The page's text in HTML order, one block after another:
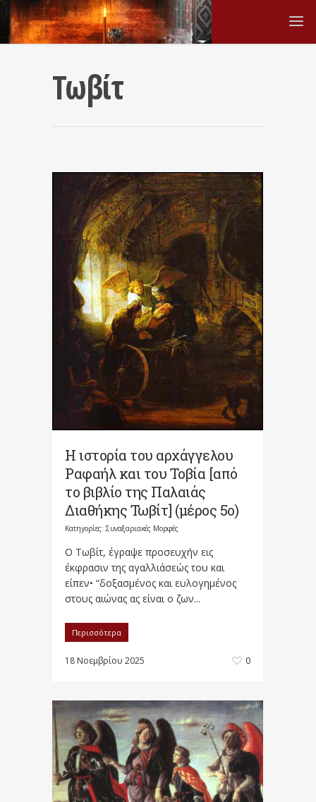
Τωβίτ
Η ιστορία του αρχάγγελου
Ραφαήλ και του Τοβία [από
το βιβλίο της Παλαιάς
Διαθήκης Τωβίτ] (μέρος 5ο)
Κατηγορίες: Συναξαριακές Μορφές
Ο Τωβίτ, έγραψε προσευχήν εις
έκφρασιν της αγαλλιάσεώς του και
είπεν• “δοξασμένος και ευλογημένος
στους αιώνας ας είναι ο ζων...
Περισσότερα
18 Νοεμβρίου 2025 0